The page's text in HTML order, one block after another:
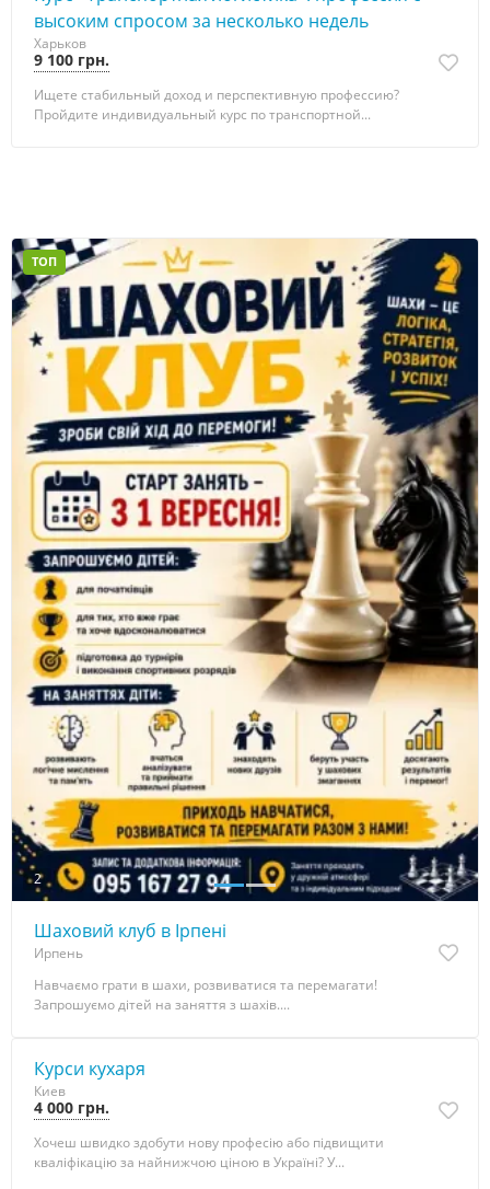
высоким спросом за несколько недель
Харьков
9 100 грн.
Ищете стабильный доход и перспективную профессию?
Пройдите индивидуальный курс по транспортной...
ТОП
2
Шаховий клуб в Ірпені
Ирпень
Навчаємо грати в шахи, розвиватися та перемагати!
Запрошуємо дітей на заняття з шахів....
Курси кухаря
Киев
4 000 грн.
Хочеш швидко здобути нову професію або підвищити
кваліфікацію за найнижчою ціною в Україні? У...